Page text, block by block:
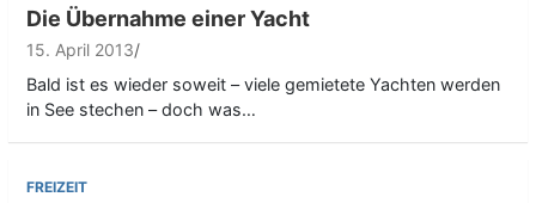
Die Übernahme einer Yacht
15. April 2013
Bald ist es wieder soweit – viele gemietete Yachten werden
in See stechen – doch was…
FREIZEIT